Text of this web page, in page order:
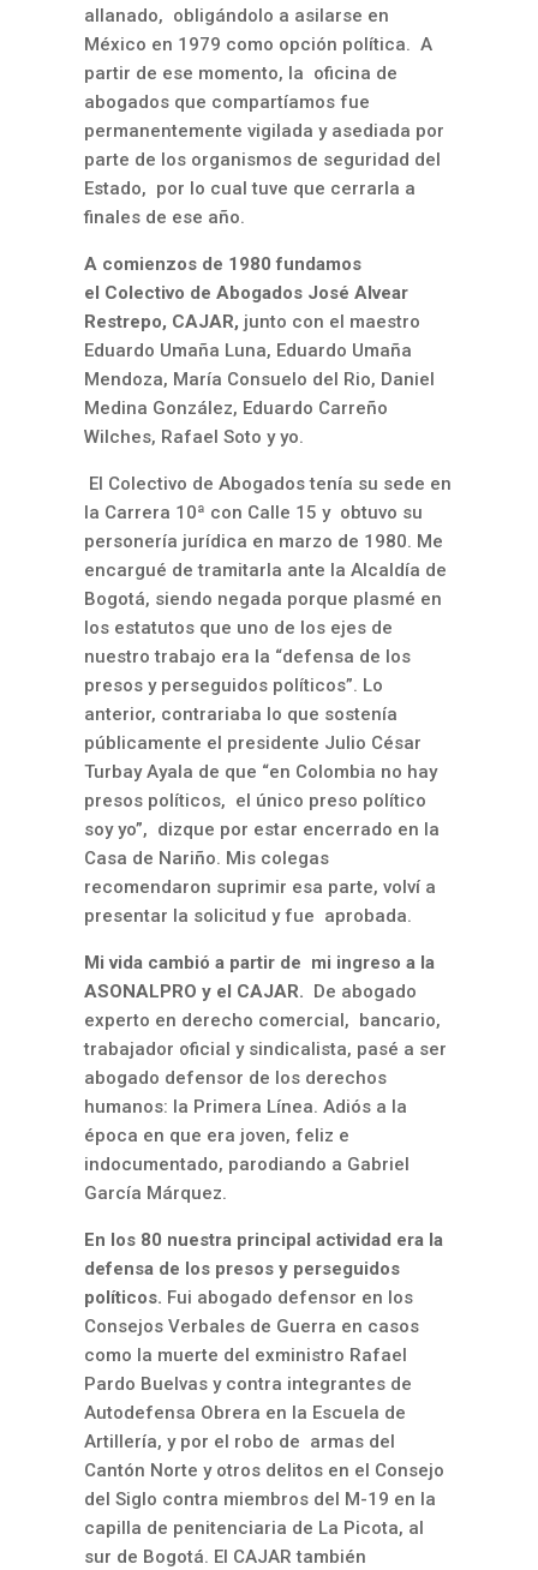
allanado, obligándolo a asilarse en
México en 1979 como opción política. A
partir de ese momento, la oficina de
abogados que compartíamos fue
permanentemente vigilada y asediada por
parte de los organismos de seguridad del
Estado, por lo cual tuve que cerrarla a
finales de ese año.
A comienzos de 1980 fundamos
el Colectivo de Abogados José Alvear
Restrepo, CAJAR, junto con el maestro
Eduardo Umaña Luna, Eduardo Umaña
Mendoza, María Consuelo del Rio, Daniel
Medina González, Eduardo Carreño
Wilches, Rafael Soto y yo.
El Colectivo de Abogados tenía su sede en
la Carrera 10ª con Calle 15 y obtuvo su
personería jurídica en marzo de 1980. Me
encargué de tramitarla ante la Alcaldía de
Bogotá, siendo negada porque plasmé en
los estatutos que uno de los ejes de
nuestro trabajo era la “defensa de los
presos y perseguidos políticos”. Lo
anterior, contrariaba lo que sostenía
públicamente el presidente Julio César
Turbay Ayala de que “en Colombia no hay
presos políticos, el único preso político
soy yo”, dizque por estar encerrado en la
Casa de Nariño. Mis colegas
recomendaron suprimir esa parte, volví a
presentar la solicitud y fue aprobada.
Mi vida cambió a partir de mi ingreso a la
ASONALPRO y el CAJAR. De abogado
experto en derecho comercial, bancario,
trabajador oficial y sindicalista, pasé a ser
abogado defensor de los derechos
humanos: la Primera Línea. Adiós a la
época en que era joven, feliz e
indocumentado, parodiando a Gabriel
García Márquez.
En los 80 nuestra principal actividad era la
defensa de los presos y perseguidos
políticos. Fui abogado defensor en los
Consejos Verbales de Guerra en casos
como la muerte del exministro Rafael
Pardo Buelvas y contra integrantes de
Autodefensa Obrera en la Escuela de
Artillería, y por el robo de armas del
Cantón Norte y otros delitos en el Consejo
del Siglo contra miembros del M-19 en la
capilla de penitenciaria de La Picota, al
sur de Bogotá. El CAJAR también